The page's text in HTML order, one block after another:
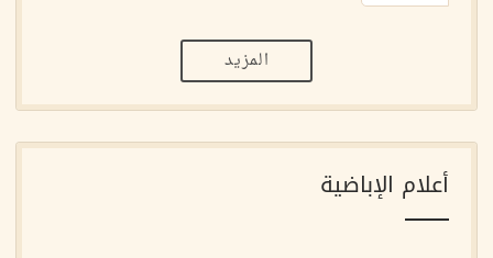
المزيد
أعلام الإباضية